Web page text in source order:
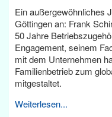
Ein außergewöhnliches
Göttingen an: Frank
50 Jahre
Engagement, seinem
mit dem Unternehmen
Familienbetrieb zum
mitgestaltet.
Weiterlesen...